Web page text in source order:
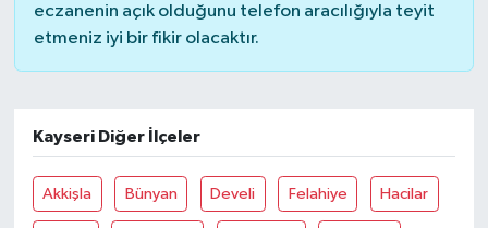
eczanenin açık olduğunu telefon aracılığıyla teyit
etmeniz iyi bir fikir olacaktır.
Kayseri Diğer İlçeler
Akkişla Bünyan Develi Felahiye Hacilar